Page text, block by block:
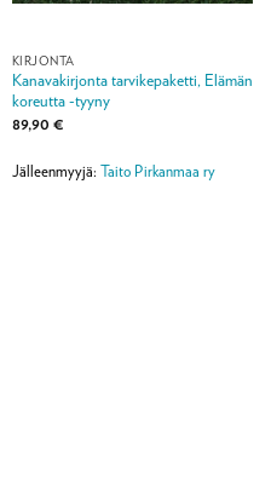
KIRJONTA
Kanavakirjonta tarvikepaketti, Elämän
koreutta -tyyny
89,90 €
Jälleenmyyjä: Taito Pirkanmaa ry